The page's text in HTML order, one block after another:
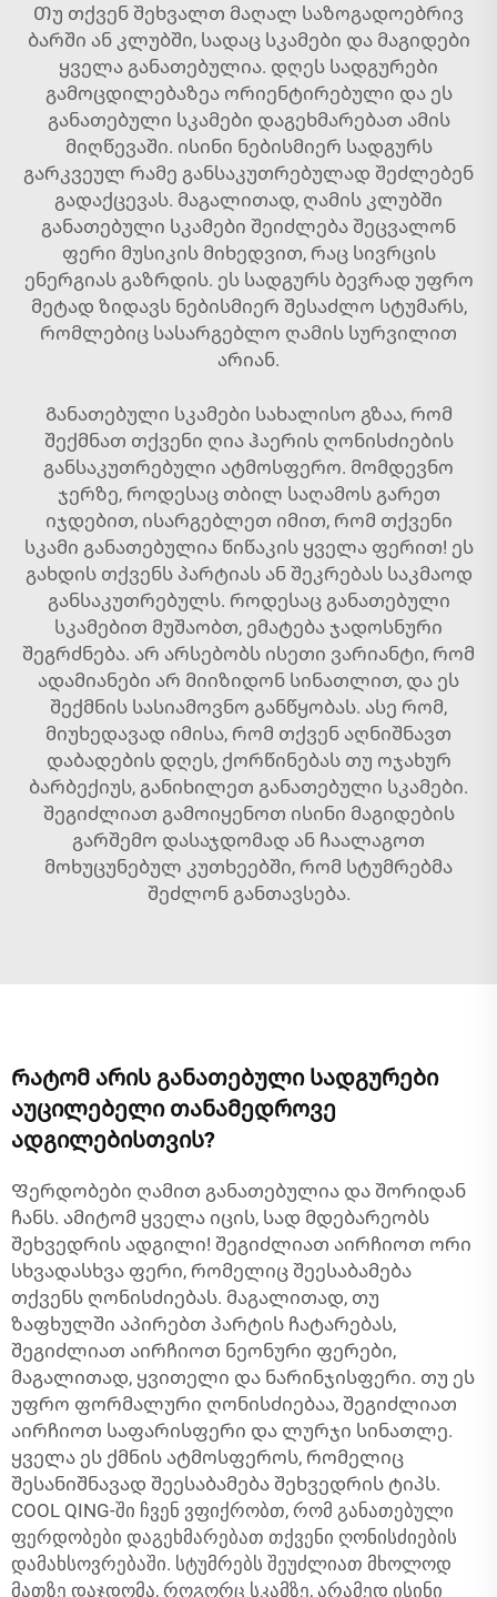
Თუ თქვენ შეხვალთ მაღალ საზოგადოებრივ
ბარში ან კლუბში, სადაც სკამები და მაგიდები
ყველა განათებულია. დღეს სადგურები
გამოცდილებაზეა ორიენტირებული და ეს
განათებული სკამები დაგეხმარებათ ამის
მიღწევაში. ისინი ნებისმიერ სადგურს
გარკვეულ რამე განსაკუთრებულად შეძლებენ
გადაქცევას. მაგალითად, ღამის კლუბში
განათებული სკამები შეიძლება შეცვალონ
ფერი მუსიკის მიხედვით, რაც სივრცის
ენერგიას გაზრდის. ეს სადგურს ბევრად უფრო
მეტად ზიდავს ნებისმიერ შესაძლო სტუმარს,
რომლებიც სასარგებლო ღამის სურვილით
არიან.
Განათებული სკამები სახალისო გზაა, რომ
შექმნათ თქვენი ღია ჰაერის ღონისძიების
განსაკუთრებული ატმოსფერო. მომდევნო
ჯერზე, როდესაც თბილ საღამოს გარეთ
იჯდებით, ისარგებლეთ იმით, რომ თქვენი
სკამი განათებულია წიწაკის ყველა ფერით! ეს
გახდის თქვენს პარტიას ან შეკრებას საკმაოდ
განსაკუთრებულს. როდესაც განათებული
სკამებით მუშაობთ, ემატება ჯადოსნური
შეგრძნება. არ არსებობს ისეთი ვარიანტი, რომ
ადამიანები არ მიიზიდონ სინათლით, და ეს
შექმნის სასიამოვნო განწყობას. ასე რომ,
მიუხედავად იმისა, რომ თქვენ აღნიშნავთ
დაბადების დღეს, ქორწინებას თუ ოჯახურ
ბარბექიუს, განიხილეთ განათებული სკამები.
შეგიძლიათ გამოიყენოთ ისინი მაგიდების
გარშემო დასაჯდომად ან ჩაალაგოთ
მოხუცუნებულ კუთხეებში, რომ სტუმრებმა
შეძლონ განთავსება.
Რატომ არის განათებული სადგურები
აუცილებელი თანამედროვე
ადგილებისთვის?
Ფერდობები ღამით განათებულია და შორიდან
ჩანს. ამიტომ ყველა იცის, სად მდებარეობს
შეხვედრის ადგილი! შეგიძლიათ აირჩიოთ ორი
სხვადასხვა ფერი, რომელიც შეესაბამება
თქვენს ღონისძიებას. მაგალითად, თუ
ზაფხულში აპირებთ პარტის ჩატარებას,
შეგიძლიათ აირჩიოთ ნეონური ფერები,
მაგალითად, ყვითელი და ნარინჯისფერი. თუ ეს
უფრო ფორმალური ღონისძიებაა, შეგიძლიათ
აირჩიოთ საფარისფერი და ლურჯი სინათლე.
ყველა ეს ქმნის ატმოსფეროს, რომელიც
შესანიშნავად შეესაბამება შეხვედრის ტიპს.
COOL QING-ში ჩვენ ვფიქრობთ, რომ განათებული
ფერდობები დაგეხმარებათ თქვენი ღონისძიების
დამახსოვრებაში. სტუმრებს შეუძლიათ მხოლოდ
მათზე დაჯდომა, როგორც სკამზე, არამედ ისინი